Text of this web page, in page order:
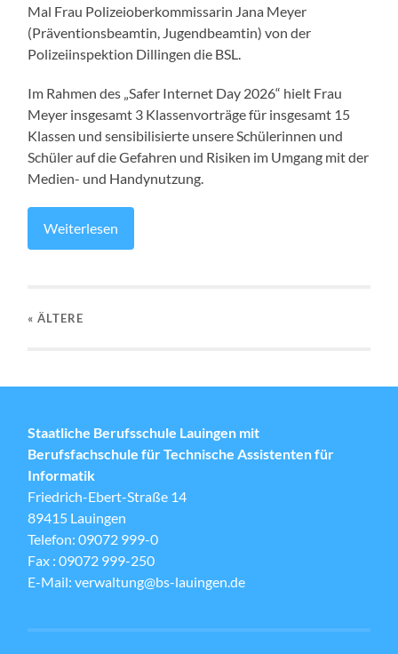
Mal Frau Polizeioberkommissarin Jana Meyer
(Präventionsbeamtin, Jugendbeamtin) von der
Polizeiinspektion Dillingen die BSL.
Im Rahmen des „Safer Internet Day 2026“ hielt Frau
Meyer insgesamt 3 Klassenvorträge für insgesamt 15
Klassen und sensibilisierte unsere Schülerinnen und
Schüler auf die Gefahren und Risiken im Umgang mit der
Medien- und Handynutzung.
Weiterlesen
« ÄLTERE
Staatliche Berufsschule Lauingen mit
Berufsfachschule für Technische Assistenten für
Informatik
Friedrich-Ebert-Straße 14
89415 Lauingen
Telefon: 09072 999-0
Fax : 09072 999-250
E-Mail: verwaltung@bs-lauingen.de